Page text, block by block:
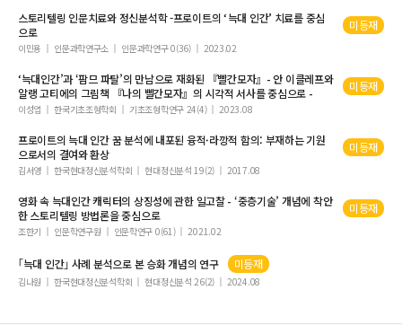
스토리텔링 인문치료와 정신분석학 -프로이트의 ‘늑대 인간’ 치료를 중심
으로
미등재
이민용 인문과학연구소 인문과학연구 0(36) 2023.02
‘늑대인간’과 ‘팜므 파탈’의 만남으로 재화된 『빨간모자』- 안 이클레프와
알랭 고티에의 그림책 『나의 빨간모자』의 시각적 서사를 중심으로 -
미등재
이성엽 한국기초조형학회 기초조형학연구 24(4) 2023.08
프로이트의 늑대 인간꿈 분석에 내포된 융적·라깡적 함의: 부재하는 기원
으로서의 결여와 환상
미등재
김서영 한국현대정신분석학회 현대정신분석 19(2) 2017.08
영화 속 늑대인간캐릭터의 상징성에 관한 일고찰 - ‘중층기술’ 개념에 착안
한 스토리텔링 방법론을 중심으로
미등재
조한기 인문학연구원 인문학연구 0(61) 2021.02
｢늑대 인간｣ 사례 분석으로 본 승화 개념의 연구 미등재
김나원 한국현대정신분석학회 현대정신분석 26(2) 2024.08